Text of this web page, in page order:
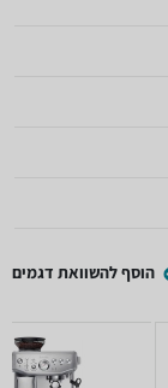
הוסף להשוואת דגמים